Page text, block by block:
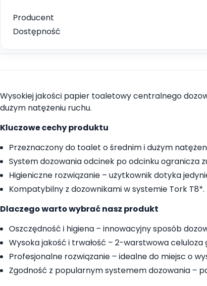
Producent
Dostępność
Wysokiej jakości papier toaletowy centralnego
dużym natężeniu ruchu.
Kluczowe cechy produktu
Przeznaczony do toalet o średnim i dużym
System dozowania odcinek po odcinku ogranicza
Higieniczne rozwiązanie – użytkownik dotyka
Kompatybilny z dozownikami w systemie Tork T8*.
Dlaczego warto wybrać nasz produkt
Oszczędność i higiena – innowacyjny sposób
Wysoka jakość i trwałość – 2-warstwowa
Profesjonalne rozwiązanie – idealne do miejsc o
Zgodność z popularnym systemem dozowania –